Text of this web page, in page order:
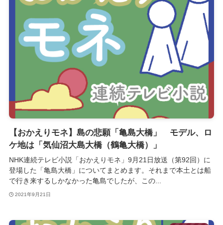
【おかえりモネ】島の悲願「亀島大橋」 モデル、ロ
ケ地は「気仙沼大島大橋（鶴亀大橋）」
NHK連続テレビ小説「おかえりモネ」9月21日放送（第92回）に
登場した「亀島大橋」についてまとめます。それまで本土とは船
で行き来するしかなかった亀島でしたが、この...
2021年9月21日